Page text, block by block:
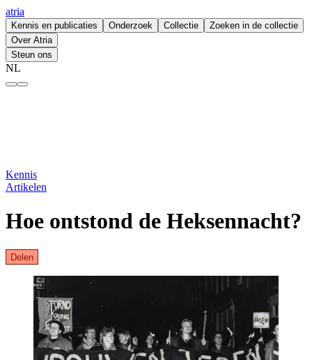
atria
Kennis en publicaties Onderzoek Collectie
Zoeken in de collectie
Over Atria
Steun ons
NL
Kennis
Artikelen
Hoe ontstond de Heksennacht?
Delen